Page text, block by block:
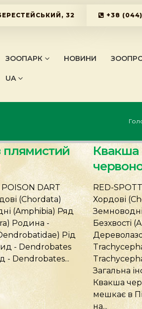
32 +38
ЗООПАРК НОВИНИ
UA
плямистий
DART
(Chordata)
(Amphibia) Ряд
Родина -
Рід
- Dendrobates
- Dendrobates...
Квакша
RED-
Хордові
Безхвості
Загальна
Квакша
мешкає в
на...